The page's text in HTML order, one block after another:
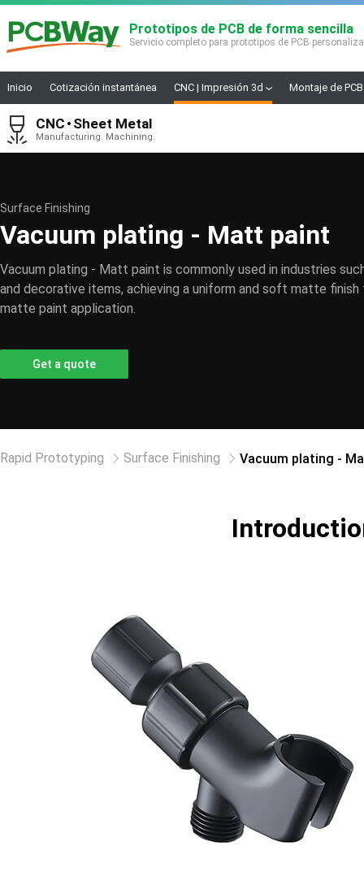
Prototipos de PCB de forma sencilla
Servicio completo para prototipos de PCB
Inicio Cotización instantánea CNC | Impresión 3d Montaje de
CNC Sheet Metal
Manufacturing. Machining.
Surface Finishing
Vacuum plating - Matt paint
Vacuum plating - Matt paint is commonly used in industries
and decorative items, achieving a uniform and soft matte finish
matte paint application.
Get a quote
Rapid Prototyping Surface Finishing Vacuum plating -